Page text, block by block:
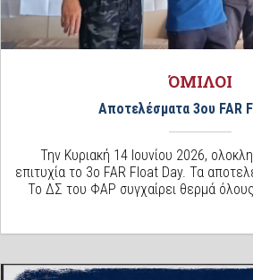
ΌΜΙΛΟΙ
Αποτελέσματα 3ου FAR
Την Κυριακή 14 Ιουνίου 2026,
επιτυχία το 3ο FAR Float Day. Τα
Το ΔΣ του ΦΑΡ συγχαίρει θερμά